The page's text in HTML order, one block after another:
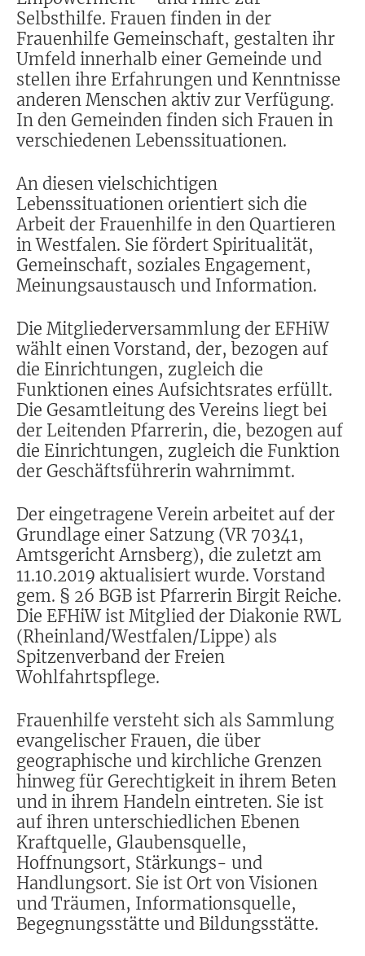
Selbsthilfe. Frauen finden in der
Frauenhilfe Gemeinschaft, gestalten ihr
Umfeld innerhalb einer Gemeinde und
stellen ihre Erfahrungen und Kenntnisse
anderen Menschen aktiv zur Verfügung.
In den Gemeinden finden sich Frauen in
verschiedenen Lebenssituationen.
An diesen vielschichtigen
Lebenssituationen orientiert sich die
Arbeit der Frauenhilfe in den Quartieren
in Westfalen. Sie fördert Spiritualität,
Gemeinschaft, soziales Engagement,
Meinungsaustausch und Information.
Die Mitgliederversammlung der EFHiW
wählt einen Vorstand, der, bezogen auf
die Einrichtungen, zugleich die
Funktionen eines Aufsichtsrates erfüllt.
Die Gesamtleitung des Vereins liegt bei
der Leitenden Pfarrerin, die, bezogen auf
die Einrichtungen, zugleich die Funktion
der Geschäftsführerin wahrnimmt.
Der eingetragene Verein arbeitet auf der
Grundlage einer Satzung (VR 70341,
Amtsgericht Arnsberg), die zuletzt am
11.10.2019 aktualisiert wurde. Vorstand
gem. § 26 BGB ist Pfarrerin Birgit Reiche.
Die EFHiW ist Mitglied der Diakonie RWL
(Rheinland/Westfalen/Lippe) als
Spitzenverband der Freien
Wohlfahrtspflege.
Frauenhilfe versteht sich als Sammlung
evangelischer Frauen, die über
geographische und kirchliche Grenzen
hinweg für Gerechtigkeit in ihrem Beten
und in ihrem Handeln eintreten. Sie ist
auf ihren unterschiedlichen Ebenen
Kraftquelle, Glaubensquelle,
Hoffnungsort, Stärkungs- und
Handlungsort. Sie ist Ort von Visionen
und Träumen, Informationsquelle,
Begegnungsstätte und Bildungsstätte.